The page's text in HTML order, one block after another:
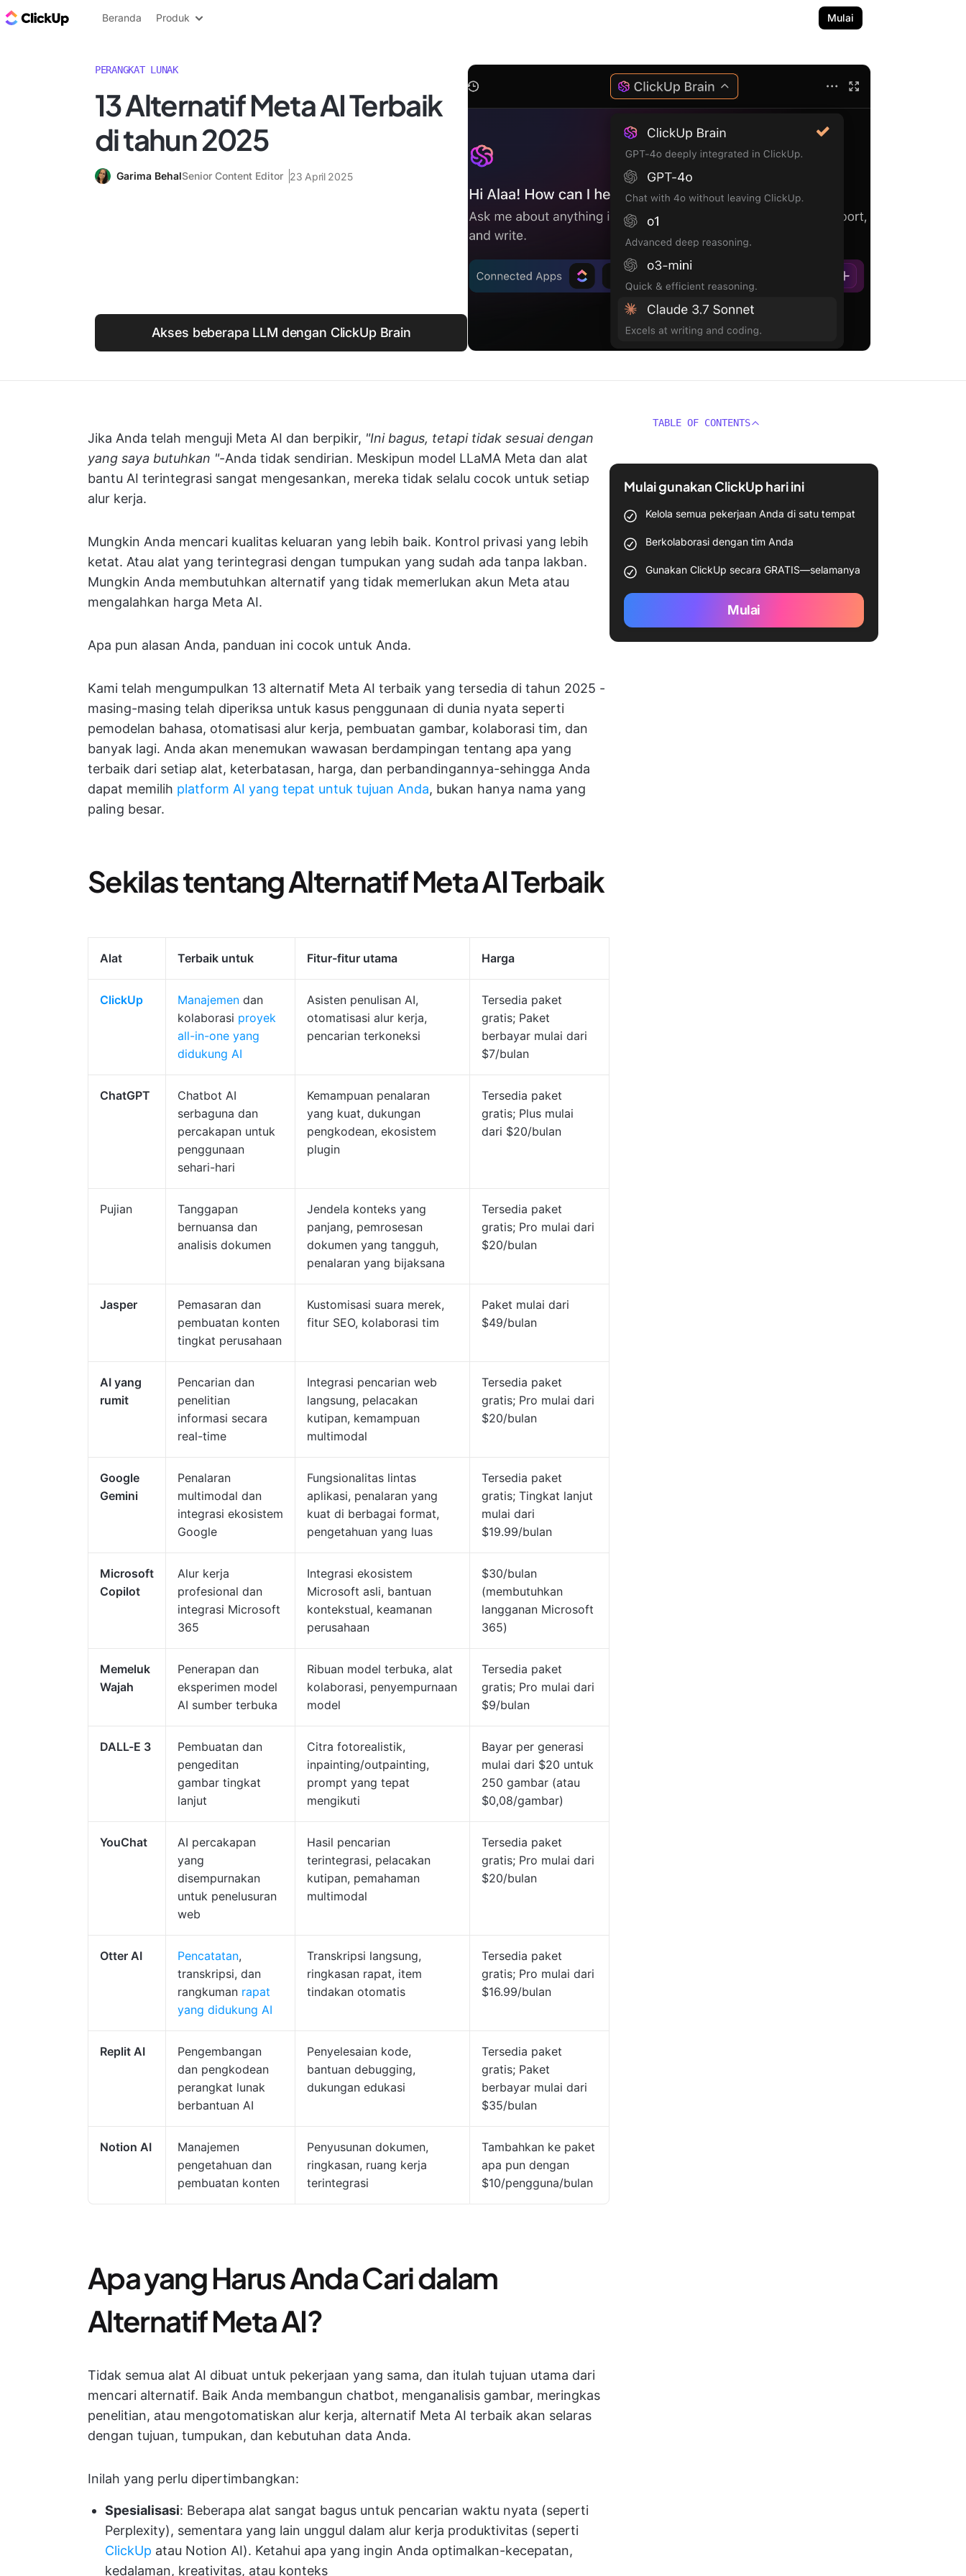
Blog ClickUp
Beranda Produk Mulai
PERANGKAT LUNAK
13 Alternatif Meta AI Terbaik
di tahun 2025
Garima BehalSenior Content Editor 23 April 2025
Akses beberapa LLM dengan ClickUp Brain
Jika Anda telah menguji Meta AI dan berpikir, "Ini bagus, tetapi tidak sesuai dengan
yang saya butuhkan "-Anda tidak sendirian. Meskipun model LLaMA Meta dan alat
bantu AI terintegrasi sangat mengesankan, mereka tidak selalu cocok untuk setiap
alur kerja.
Mungkin Anda mencari kualitas keluaran yang lebih baik. Kontrol privasi yang lebih
ketat. Atau alat yang terintegrasi dengan tumpukan yang sudah ada tanpa lakban.
Mungkin Anda membutuhkan alternatif yang tidak memerlukan akun Meta atau
mengalahkan harga Meta AI.
Apa pun alasan Anda, panduan ini cocok untuk Anda.
Kami telah mengumpulkan 13 alternatif Meta AI terbaik yang tersedia di tahun 2025 -
masing-masing telah diperiksa untuk kasus penggunaan di dunia nyata seperti
pemodelan bahasa, otomatisasi alur kerja, pembuatan gambar, kolaborasi tim, dan
banyak lagi. Anda akan menemukan wawasan berdampingan tentang apa yang
terbaik dari setiap alat, keterbatasan, harga, dan perbandingannya-sehingga Anda
dapat memilih platform AI yang tepat untuk tujuan Anda, bukan hanya nama yang
paling besar.
Sekilas tentang Alternatif Meta AI Terbaik
Alat Terbaik untuk Fitur-fitur utama Harga
ClickUp Manajemen dan
kolaborasi proyek
all-in-one yang
didukung AI
Asisten penulisan AI,
otomatisasi alur kerja,
pencarian terkoneksi
Tersedia paket
gratis; Paket
berbayar mulai dari
$7/bulan
ChatGPT
Chatbot AI
serbaguna dan
percakapan untuk
penggunaan
sehari-hari
Kemampuan penalaran
yang kuat, dukungan
pengkodean, ekosistem
plugin
Tersedia paket
gratis; Plus mulai
dari $20/bulan
Pujian
Tanggapan
bernuansa dan
analisis dokumen
Jendela konteks yang
panjang, pemrosesan
dokumen yang tangguh,
penalaran yang bijaksana
Tersedia paket
gratis; Pro mulai dari
$20/bulan
Jasper
Pemasaran dan
pembuatan konten
tingkat perusahaan
Kustomisasi suara merek,
fitur SEO, kolaborasi tim
Paket mulai dari
$49/bulan
AI yang
rumit
Pencarian dan
penelitian
informasi secara
real-time
Integrasi pencarian web
langsung, pelacakan
kutipan, kemampuan
multimodal
Tersedia paket
gratis; Pro mulai dari
$20/bulan
Google
Gemini
Penalaran
multimodal dan
integrasi ekosistem
Google
Fungsionalitas lintas
aplikasi, penalaran yang
kuat di berbagai format,
pengetahuan yang luas
Tersedia paket
gratis; Tingkat lanjut
mulai dari
$19.99/bulan
Microsoft
Copilot
Alur kerja
profesional dan
integrasi Microsoft
365
Integrasi ekosistem
Microsoft asli, bantuan
kontekstual, keamanan
perusahaan
$30/bulan
(membutuhkan
langganan Microsoft
365)
Memeluk
Wajah
Penerapan dan
eksperimen model
AI sumber terbuka
Ribuan model terbuka, alat
kolaborasi, penyempurnaan
model
Tersedia paket
gratis; Pro mulai dari
$9/bulan
DALL-E 3
Pembuatan dan
pengeditan
gambar tingkat
lanjut
Citra fotorealistik,
inpainting/outpainting,
prompt yang tepat
mengikuti
Bayar per generasi
mulai dari $20 untuk
250 gambar (atau
$0,08/gambar)
YouChat
AI percakapan
yang
disempurnakan
untuk penelusuran
web
Hasil pencarian
terintegrasi, pelacakan
kutipan, pemahaman
multimodal
Tersedia paket
gratis; Pro mulai dari
$20/bulan
Otter AI Pencatatan,
transkripsi, dan
rangkuman rapat
yang didukung AI
Transkripsi langsung,
ringkasan rapat, item
tindakan otomatis
Tersedia paket
gratis; Pro mulai dari
$16.99/bulan
Replit AI
Pengembangan
dan pengkodean
perangkat lunak
berbantuan AI
Penyelesaian kode,
bantuan debugging,
dukungan edukasi
Tersedia paket
gratis; Paket
berbayar mulai dari
$35/bulan
Notion AI
Manajemen
pengetahuan dan
pembuatan konten
Penyusunan dokumen,
ringkasan, ruang kerja
terintegrasi
Tambahkan ke paket
apa pun dengan
$10/pengguna/bulan
Apa yang Harus Anda Cari dalam
Alternatif Meta AI?
Tidak semua alat AI dibuat untuk pekerjaan yang sama, dan itulah tujuan utama dari
mencari alternatif. Baik Anda membangun chatbot, menganalisis gambar, meringkas
penelitian, atau mengotomatiskan alur kerja, alternatif Meta AI terbaik akan selaras
dengan tujuan, tumpukan, dan kebutuhan data Anda.
Inilah yang perlu dipertimbangkan:
Spesialisasi: Beberapa alat sangat bagus untuk pencarian waktu nyata (seperti
Perplexity), sementara yang lain unggul dalam alur kerja produktivitas (seperti
ClickUp atau Notion AI). Ketahui apa yang ingin Anda optimalkan-kecepatan,
kedalaman, kreativitas, atau konteks
TABLE OF CONTENTS
Mulai gunakan ClickUp hari ini
Kelola semua pekerjaan Anda di satu tempat
Berkolaborasi dengan tim Anda
Gunakan ClickUp secara GRATIS—selamanya
Mulai